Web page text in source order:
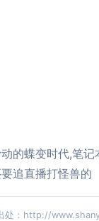
的蝶变时代,笔
追直播打怪兽的
处：http://